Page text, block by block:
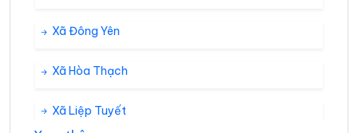
Xã Đông Yên
Xã Hòa Thạch
Xã Liệp Tuyết